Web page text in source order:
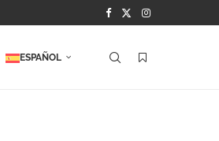
ESPAÑOL